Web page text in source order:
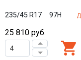
235/45 R17 97H
25 810 руб.